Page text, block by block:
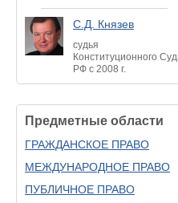
С.Д. Князев
судья
Конституционного
РФ с 2008 г.
Предметные области
ГРАЖДАНСКОЕ ПРАВО
МЕЖДУНАРОДНОЕ ПРАВО
ПУБЛИЧНОЕ ПРАВО